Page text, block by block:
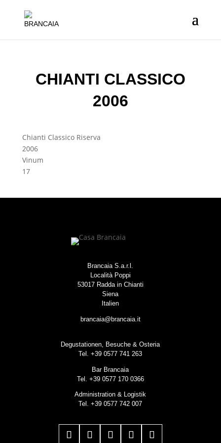
CHIANTI CLASSICO
2006
Chianti Classico Riserva
2006
Vinum
17
Brancaia S.a.r.l.
Località Poppi
53017 Radda in Chianti
Siena
Italien
brancaia@brancaia.it
Degustationen, Besuche & Osteria
Tel. +39 0577 741 263
Bar Brancaia
Tel. +39 0577 170 0366
Administration & Logistik
Tel. +39 0577 742 007